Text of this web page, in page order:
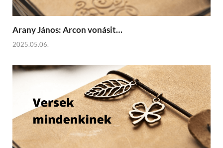
Arany János: Arcon vonásit…
2025.05.06.